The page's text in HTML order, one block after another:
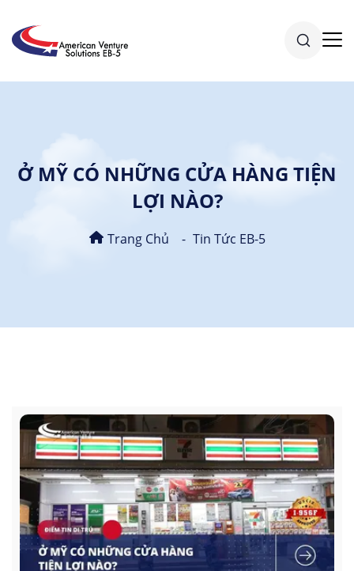
Ở MỸ CÓ NHỮNG CỬA HÀNG TIỆN
LỢI NÀO?
Trang Chủ Tin Tức EB-5